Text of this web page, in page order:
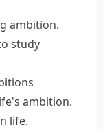
ambition.
study
ambition.
life.